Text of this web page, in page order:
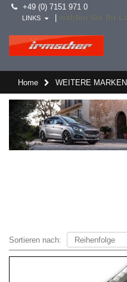
+49 (0) 7151 971 0
LINKS
Home WEITERE MARKEN
Sortieren nach: